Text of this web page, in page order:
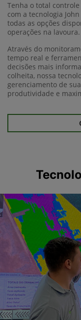
Tenha o total
com a tecnologia
todas as opções
operações na lavoura.
Através do
tempo real e
decisões mais
colheita, nossa
gerenciamento de
produtividade e